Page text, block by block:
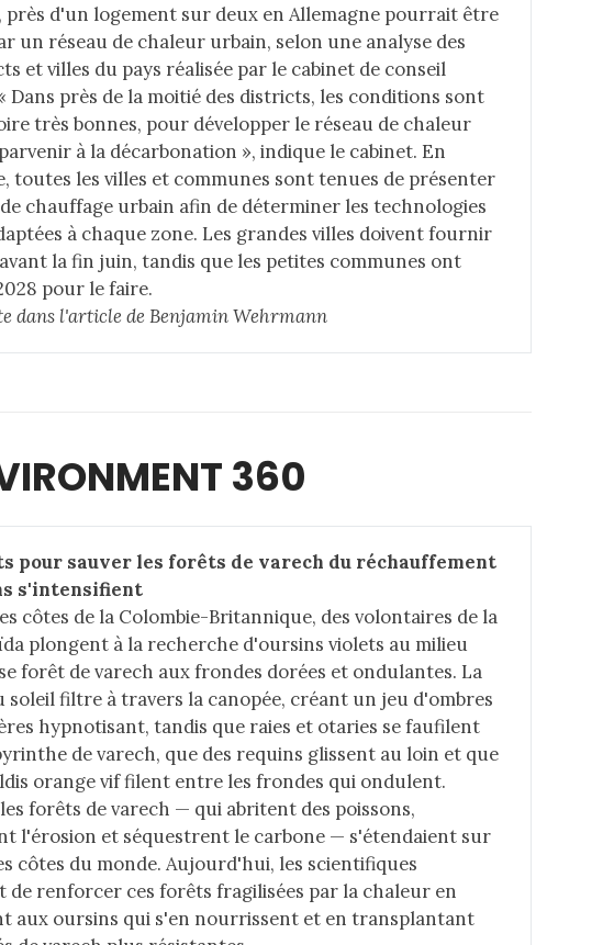
près d'un logement sur deux en Allemagne pourrait être
un réseau de chaleur urbain, selon une analyse des
et villes du pays réalisée par le cabinet de conseil
Dans près de la moitié des districts, les conditions sont
très bonnes, pour développer le réseau de chaleur
à la décarbonation », indique le cabinet. En
toutes les villes et communes sonttenues de présenter
chauffage urbain afin de déterminer les technologies
à chaque zone. Les grandes villes doivent fournir
la fin juin, tandis que les petites communes ont
pour le faire.
dans l'article de Benjamin Wehrmann
360
pour sauver les forêts de varech du réchauffement
s'intensifient
côtes de la Colombie-Britannique, des volontaires de la
plongent à la recherche d'oursins violets au milieu
forêt de varech aux frondes dorées et ondulantes. La
soleil filtre à travers la canopée, créant un jeu d'ombres
hypnotisant, tandis que raies et otaries se faufilent
de varech, que des requins glissent au loin et que
orange vif filent entre les frondes qui ondulent.
forêts de varech — qui abritent des poissons,
l'érosion et séquestrent le carbone — s'étendaient sur
côtes du monde. Aujourd'hui, les scientifiques
de renforcer ces forêts fragilisées par la chaleur en
aux oursins qui s'en nourrissent et en transplantant